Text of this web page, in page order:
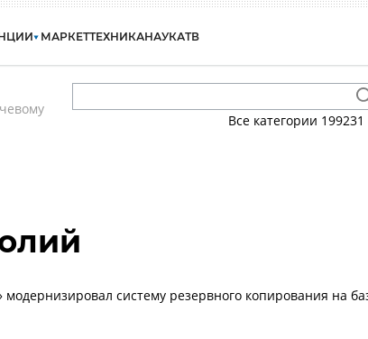
МАРКЕТТЕХНИКАНАУКАТВ
Все категории 199231
модернизировал систему резервного копирования на